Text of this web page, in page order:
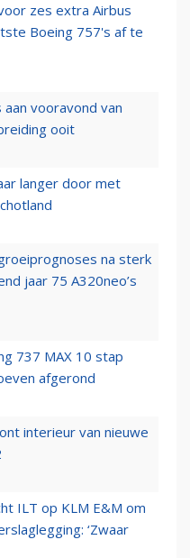
zes extra Airbus
Boeing 757's af te
aan vooravond van
ooit
langer door met
na sterk
jaar 75 A320neo’s
737 MAX 10 stap
afgerond
interieur van nieuwe
ILT op KLM E&M om
‘Zwaar